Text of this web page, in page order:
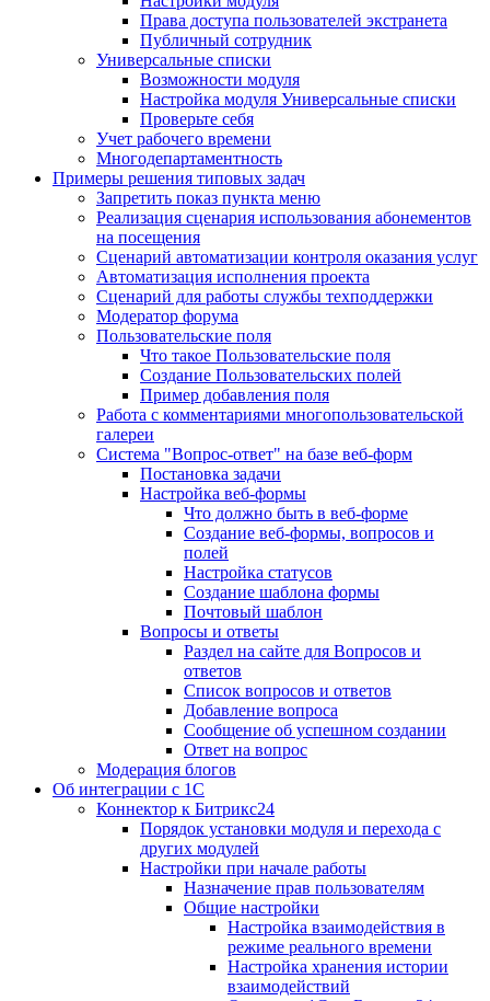
Права доступа пользователей экстранета
Публичный сотрудник
Универсальные списки
Возможности модуля
Настройка модуля Универсальные списки
Проверьте себя
Учет рабочего времени
Многодепартаментность
Примеры решения типовых задач
Запретить показ пункта меню
Реализация сценария использования абонементов
на посещения
Сценарий автоматизации контроля оказания услуг
Автоматизация исполнения проекта
Сценарий для работы службы техподдержки
Модератор форума
Пользовательские поля
Что такое Пользовательские поля
Создание Пользовательских полей
Пример добавления поля
Работа с комментариями многопользовательской
галереи
Система "Вопрос-ответ" на базе веб-форм
Постановка задачи
Настройка веб-формы
Что должно быть в веб-форме
Создание веб-формы, вопросов и
полей
Настройка статусов
Создание шаблона формы
Почтовый шаблон
Вопросы и ответы
Раздел на сайте для Вопросов и
ответов
Список вопросов и ответов
Добавление вопроса
Сообщение об успешном создании
Ответ на вопрос
Модерация блогов
Об интеграции с 1С
Коннектор к Битрикс24
Порядок установки модуля и перехода с
других модулей
Настройки при начале работы
Назначение прав пользователям
Общие настройки
Настройка взаимодействия в
режиме реального времени
Настройка хранения истории
взаимодействий